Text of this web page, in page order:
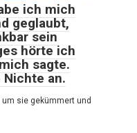
ich mich
geglaubt,
sein
hörte ich
sagte.
Nichte an.
sie gekümmert und